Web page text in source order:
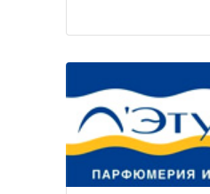
только с лучшей
широко
филиалов, которая